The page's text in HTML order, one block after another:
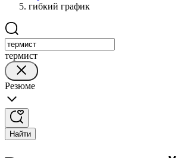
гибкий график
термист
Резюме
Найти